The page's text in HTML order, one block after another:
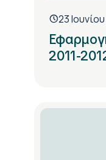
23 Ιουνίου
2011-